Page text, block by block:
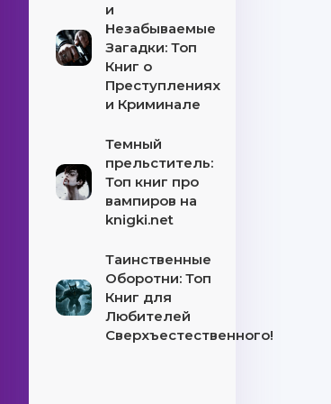
и
Незабываемые
Загадки: Топ
Книг о
Преступлениях
и Криминале
Темный
прельститель:
Топ книг про
вампиров на
knigki.net
Таинственные
Оборотни: Топ
Книг для
Любителей
Сверхъестественного!